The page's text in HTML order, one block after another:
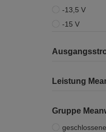
-13,5 V
-15 V
Leistung
Gruppe